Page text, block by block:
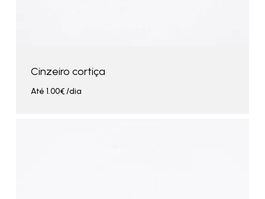
Cinzeiro cortiça
Até 1.00€/dia